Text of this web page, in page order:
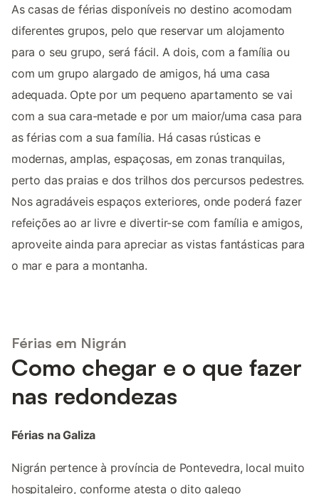
As casas de férias disponíveis no destino acomodam
diferentes grupos, pelo que reservar um alojamento
para o seu grupo, será fácil. A dois, com a família ou
com um grupo alargado de amigos, há uma casa
adequada. Opte por um pequeno apartamento se vai
com a sua cara-metade e por um maior/uma casa para
as férias com a sua família. Há casas rústicas e
modernas, amplas, espaçosas, em zonas tranquilas,
perto das praias e dos trilhos dos percursos pedestres.
Nos agradáveis espaços exteriores, onde poderá fazer
refeições ao ar livre e divertir-se com família e amigos,
aproveite ainda para apreciar as vistas fantásticas para
o mar e para a montanha.
Férias em Nigrán
Como chegar e o que fazer
nas redondezas
Férias na Galiza
Nigrán pertence à província de Pontevedra, local muito
hospitaleiro, conforme atesta o dito galego